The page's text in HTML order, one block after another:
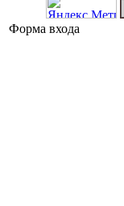
Форма входа